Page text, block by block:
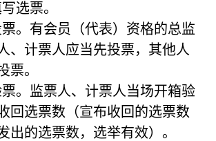
选票。
票。有会员（代表）资格的总监
、计票人应当先投票，其他人
票。
票。监票人、计票人当场开箱验
回选票数（宣布收回的选票数
出的选票数，选举有效）。